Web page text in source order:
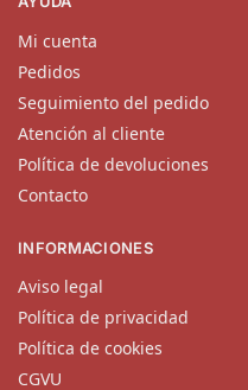
Mi cuenta
Pedidos
Seguimiento del pedido
Atención al cliente
Política de devoluciones
Contacto
INFORMACIONES
Aviso legal
Política de privacidad
Política de cookies
CGVU